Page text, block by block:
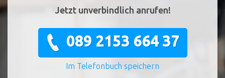
Jetzt unverbindlich anrufen!
089 2153 664 37
Im Telefonbuch speichern